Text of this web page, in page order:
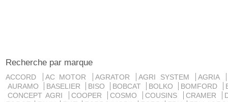
Recherche par marque
ACCORD AC MOTOR AGRATOR AGRI SYSTEM
AGRIA
AURAMO
BASELIER BISO BOBCAT BOLKO BOMFORD
CONCEPT AGRI
COOPER COSMO COUSINS CRAMER